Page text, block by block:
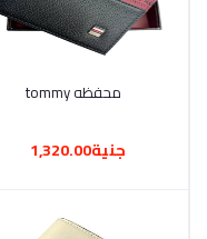
أضف إلى السلة
محفظه tommy
جنية1,320.00